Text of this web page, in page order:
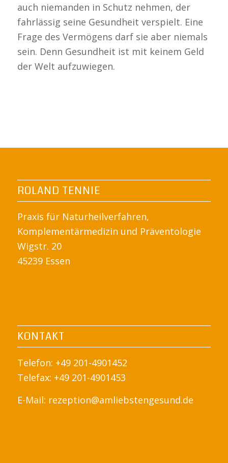
auch niemanden in Schutz nehmen, der
fahrlässig seine Gesundheit verspielt. Eine
Frage des Vermögens darf sie aber niemals
sein. Denn Gesundheit ist mit keinem Geld
der Welt aufzuwiegen.
ROLAND TENNIE
Praxis für Naturheilverfahren,
Komplementärmedizin und Präventologie
Wigstr. 20
45239 Essen
KONTAKT
Telefon: +49 201-4901452
Telefax: +49 201-4901453
E-Mail: rezeption@amliebstengesund.de